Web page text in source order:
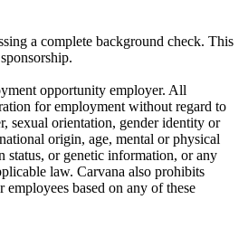
a complete background check. This
opportunity employer. All
for employment without regard to
sexual orientation, gender identity or
origin, age, mental or physical
status, or genetic information, or any
law. Carvana also prohibits
employees based on any of these